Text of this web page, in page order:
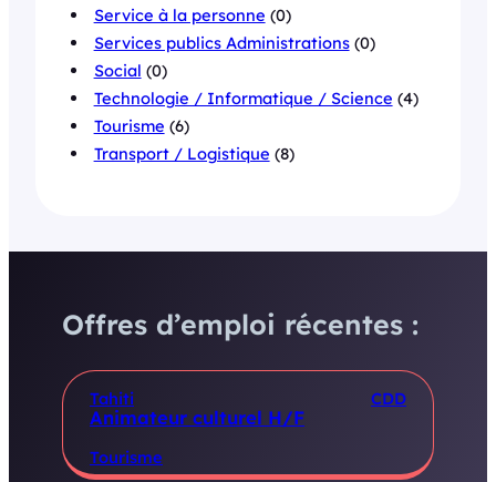
Service à la personne (0)
Services publics Administrations(0)
Social (0)
Technologie / Informatique / Science (4)
Tourisme (6)
Transport / Logistique (8)
Offres d’emploi récentes :
Tahiti CDD
Animateur culturel H/F
Tourisme